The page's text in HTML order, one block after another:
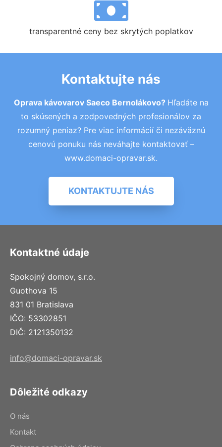
transparentné ceny bez skrytých poplatkov
Kontaktujte nás
Oprava kávovarov Saeco Bernolákovo? Hľadáte na
to skúsených a zodpovedných profesionálov za
rozumný peniaz? Pre viac informácií či nezáväznú
cenovú ponuku nás neváhajte kontaktovať –
www.domaci-opravar.sk.
KONTAKTUJTE NÁS
Kontaktné údaje
Spokojný domov, s.r.o.
Guothova 15
831 01 Bratislava
IČO: 53302851
DIČ: 2121350132
info@domaci-opravar.sk
Dôležité odkazy
O nás
Kontakt